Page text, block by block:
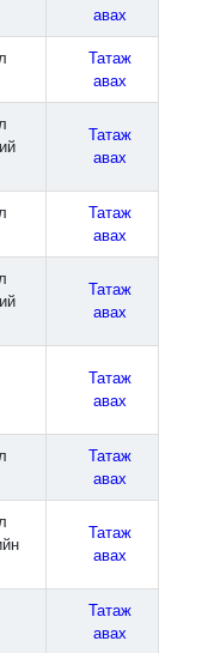
авах
Татаж
авах
Татаж
авах
Татаж
авах
Татаж
авах
Татаж
авах
Татаж
авах
Татаж
авах
Татаж
авах